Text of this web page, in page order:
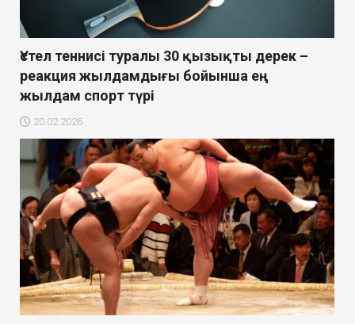
Үстел теннисі туралы 30 қызықты дерек –
реакция жылдамдығы бойынша ең
жылдам спорт түрі
20.02.2026